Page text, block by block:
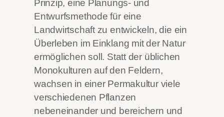
Prinzip, eine Planungs- und
Entwurfsmethode für eine
Landwirtschaft zu entwickeln, die ein
Überleben im Einklang mit der Natur
ermöglichen soll. Statt der üblichen
Monokulturen auf den Feldern,
wachsen in einer Permakultur viele
verschiedenen Pflanzen
nebeneinander und bereichern und